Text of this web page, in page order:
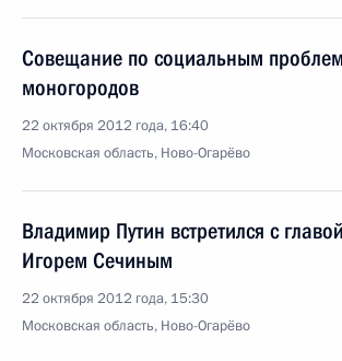
Совещание по социальным
моногородов
22 октября 2012 года, 16:40
Московская область, Ново-Огарёво
Владимир Путин встретился с
Игорем Сечиным
22 октября 2012 года, 15:30
Московская область, Ново-Огарёво